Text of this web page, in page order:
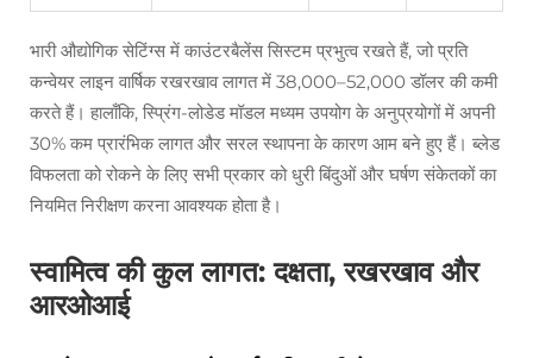
भारी औद्योगिक सेटिंग्स में काउंटरबैलेंस सिस्टम प्रभुत्व रखते हैं, जो प्रति
कन्वेयर लाइन वार्षिक रखरखाव लागत में 38,000–52,000 डॉलर की कमी
करते हैं। हालाँकि, स्प्रिंग-लोडेड मॉडल मध्यम उपयोग के अनुप्रयोगों में अपनी
30% कम प्रारंभिक लागत और सरल स्थापना के कारण आम बने हुए हैं। ब्लेड
विफलता को रोकने के लिए सभी प्रकार को धुरी बिंदुओं और घर्षण संकेतकों का
नियमित निरीक्षण करना आवश्यक होता है।
स्वामित्व की कुल लागत: दक्षता, रखरखाव और
आरओआई